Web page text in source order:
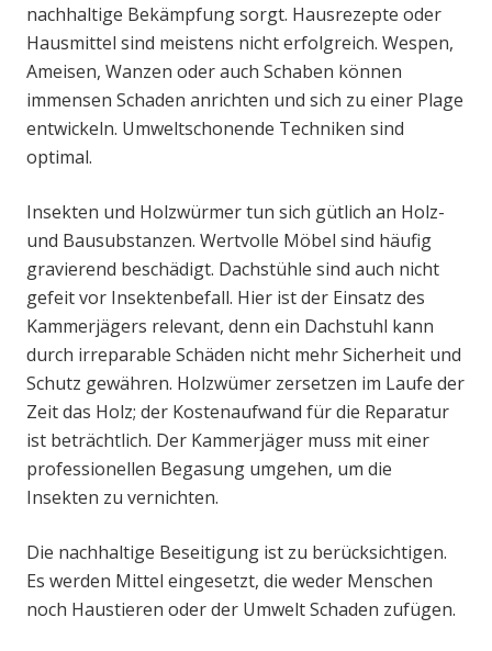
nachhaltige Bekämpfung sorgt. Hausrezepte oder
Hausmittel sind meistens nicht erfolgreich. Wespen,
Ameisen, Wanzen oder auch Schaben können
immensen Schaden anrichten und sich zu einer Plage
entwickeln. Umweltschonende Techniken sind
optimal.
Insekten und Holzwürmer tun sich gütlich an Holz-
und Bausubstanzen. Wertvolle Möbel sind häufig
gravierend beschädigt. Dachstühle sind auch nicht
gefeit vor Insektenbefall. Hier ist der Einsatz des
Kammerjägers relevant, denn ein Dachstuhl kann
durch irreparable Schäden nicht mehr Sicherheit und
Schutz gewähren. Holzwümer zersetzen im Laufe der
Zeit das Holz; der Kostenaufwand für die Reparatur
ist beträchtlich. Der Kammerjäger muss mit einer
professionellen Begasung umgehen, um die
Insekten zu vernichten.
Die nachhaltige Beseitigung ist zu berücksichtigen.
Es werden Mittel eingesetzt, die weder Menschen
noch Haustieren oder der Umwelt Schaden zufügen.